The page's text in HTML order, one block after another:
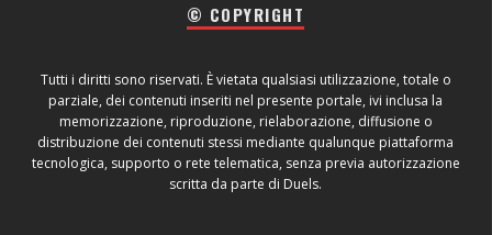
© COPYRIGHT
Tutti i diritti sono riservati. È vietata qualsiasi utilizzazione, totale o
parziale, dei contenuti inseriti nel presente portale, ivi inclusa la
memorizzazione, riproduzione, rielaborazione, diffusione o
distribuzione dei contenuti stessi mediante qualunque piattaforma
tecnologica, supporto o rete telematica, senza previa autorizzazione
scritta da parte di Duels.